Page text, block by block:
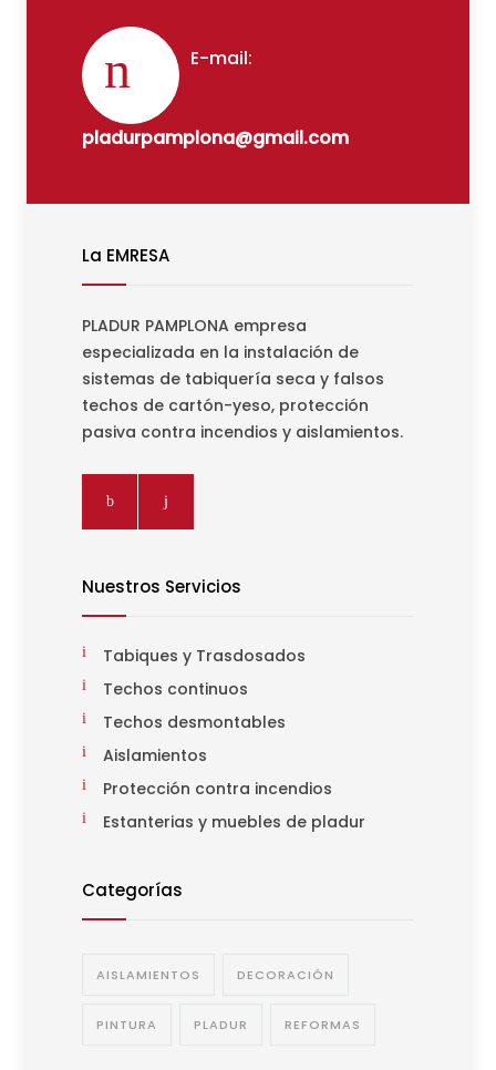
E-mail:
pladurpamplona@gmail.com
La EMRESA
PLADUR PAMPLONA empresa
especializada en la instalación de
sistemas de tabiquería seca y falsos
techos de cartón-yeso, protección
pasiva contra incendios y aislamientos.
Nuestros Servicios
Tabiques y Trasdosados
Techos continuos
Techos desmontables
Aislamientos
Protección contra incendios
Estanterias y muebles de pladur
Categorías
AISLAMIENTOS DECORACIÓN
PINTURA PLADUR REFORMAS